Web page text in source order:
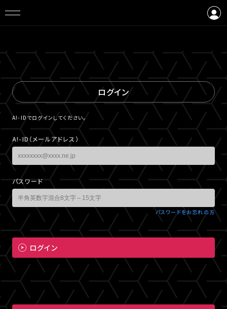
ログイン
A!-IDでログインしてください。
A!-ID（メールアドレス）
パスワード
パスワードをお忘れの方
ログイン